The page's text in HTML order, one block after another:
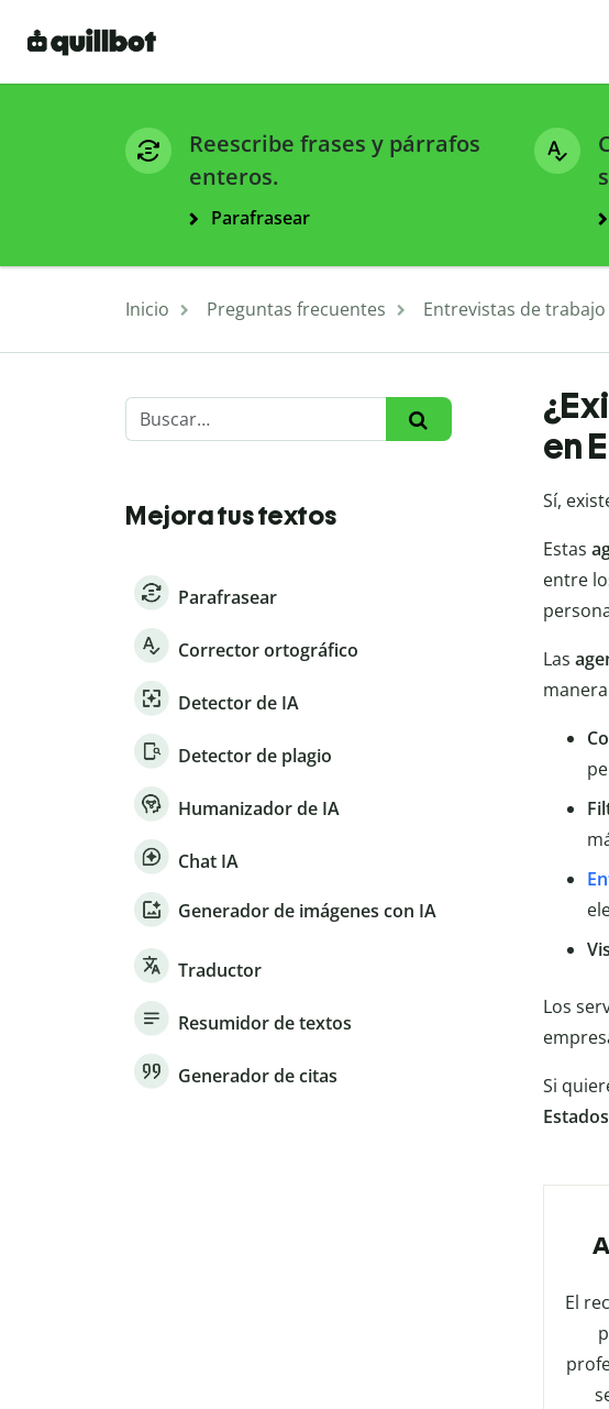
Reescribe frases y párrafos
enteros.
Parafrasear
Inicio Preguntas frecuentes Entrevistas de trabajo
Mejora tus textos
Parafrasear
Corrector ortográfico
Detector de IA
Detector de plagio
Humanizador de IA
Chat IA
Generador de imágenes con IA
Traductor
Resumidor de textos
Generador de citas
en
Sí,
Estas
entre
Las
Los
Si
El